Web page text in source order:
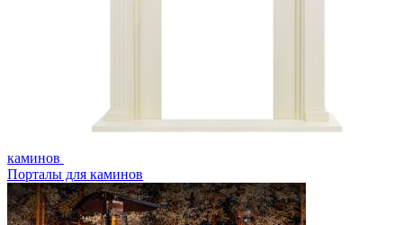
каминов
Порталы для каминов